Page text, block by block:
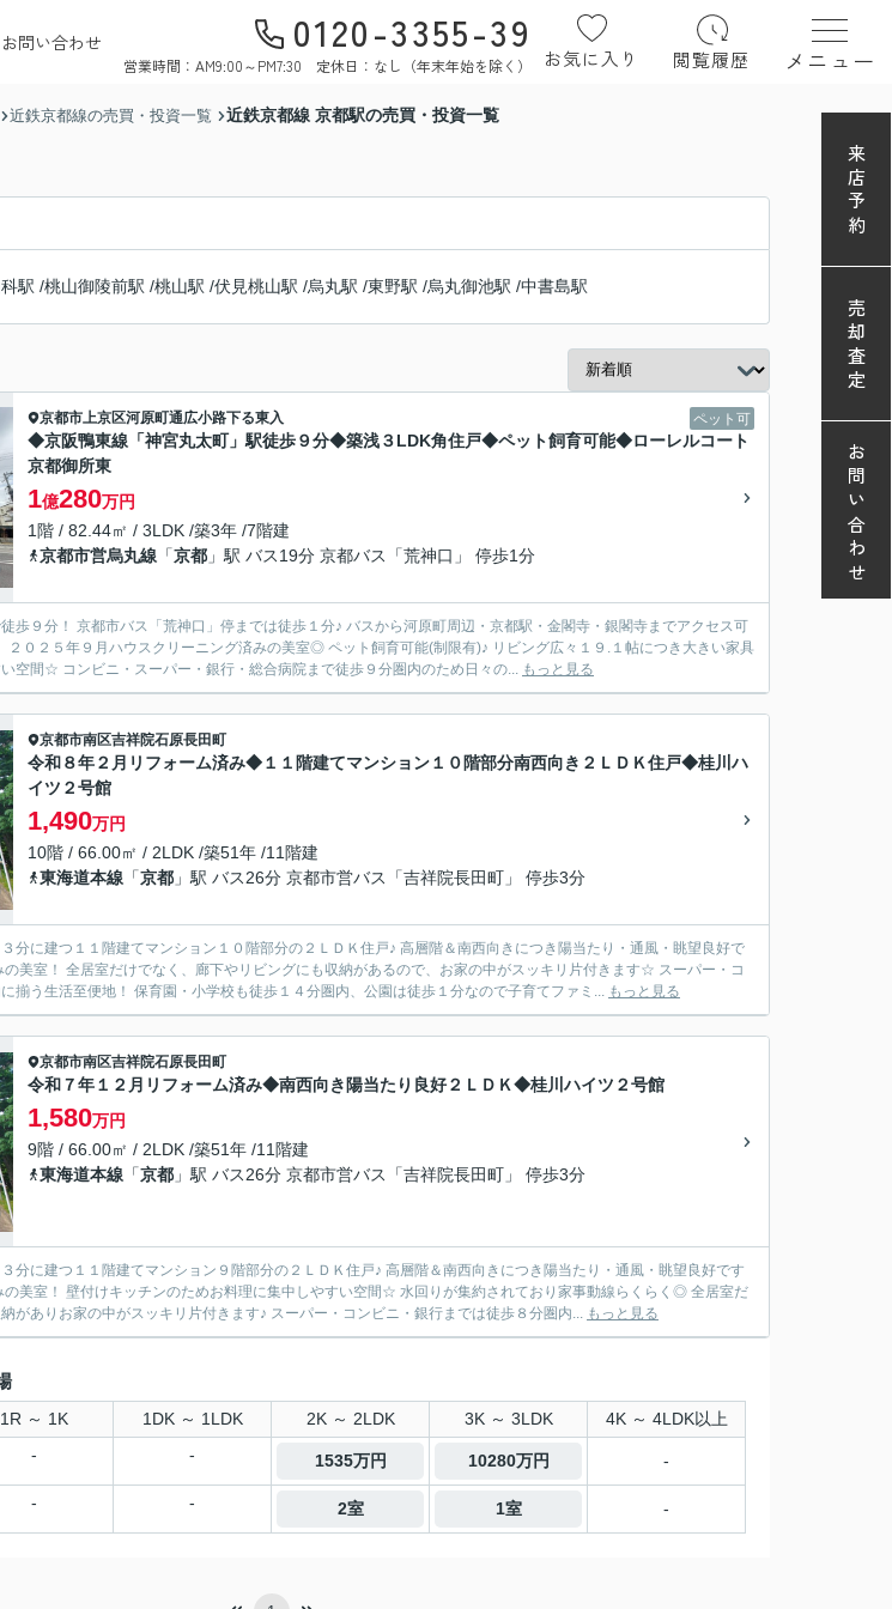
お問い合わせ 0120-3355-39
営業時間：AM9:00～PM7:30 定休日：なし（年末年始を除く） お気に入り 閲覧履歴 メニュー
近鉄京都線の売買・投資一覧 近鉄京都線 京都駅の売買・投資一覧
駅 /桃山御陵前駅 /桃山駅 /伏見桃山駅 /烏丸駅 /東野駅 /烏丸御池駅 /中書島駅
ペット可
京都市上京区河原町通広小路下る東入
◆京阪鴨東線「神宮丸太町」駅徒歩９分◆築浅３LDK角住戸◆ペット飼育可能◆ローレルコート
京都御所東
1億280万円
1階 / 82.44㎡ / 3LDK /築3年 /7階建
京都市営烏丸線 「京都 」駅 バス19分 京都バス「荒神口」 停歩1分
歩９分！ 京都市バス「荒神口」停までは徒歩１分♪ バスから河原町周辺・京都駅・金閣寺・銀閣寺までアクセス可
０２５年９月ハウスクリーニング済みの美室◎ ペット飼育可能(制限有)♪ リビング広々１９.１帖につき大きい家具
空間☆ コンビニ・スーパー・銀行・総合病院まで徒歩９分圏内のため日々の... もっと見る
京都市南区吉祥院石原長田町
令和８年２月リフォーム済み◆１１階建てマンション１０階部分南西向き２ＬＤＫ住戸◆桂川ハ
イツ２号館
1,490万円
10階 / 66.00㎡ / 2LDK /築51年 /11階建
東海道本線 「京都 」駅 バス26分 京都市営バス「吉祥院長田町」 停歩3分
分に建つ１１階建てマンション１０階部分の２ＬＤＫ住戸♪ 高層階＆南西向きにつき陽当たり・通風・眺望良好で
美室！ 全居室だけでなく、廊下やリビングにも収納があるので、お家の中がスッキリ片付きます☆ スーパー・コ
揃う生活至便地！ 保育園・小学校も徒歩１４分圏内、公園は徒歩１分なので子育てファミ... もっと見る
京都市南区吉祥院石原長田町
令和７年１２月リフォーム済み◆南西向き陽当たり良好２ＬＤＫ◆桂川ハイツ２号館
1,580万円
9階 / 66.00㎡ / 2LDK /築51年 /11階建
東海道本線 「京都 」駅 バス26分 京都市営バス「吉祥院長田町」 停歩3分
分に建つ１１階建てマンション９階部分の２ＬＤＫ住戸♪ 高層階＆南西向きにつき陽当たり・通風・眺望良好です
美室！ 壁付けキッチンのためお料理に集中しやすい空間☆ 水回りが集約されており家事動線らくらく◎ 全居室だ
がありお家の中がスッキリ片付きます♪ スーパー・コンビニ・銀行までは徒歩８分圏内... もっと見る
1R ～ 1K 1DK ～ 1LDK 2K ～ 2LDK 3K ～ 3LDK 4K ～ 4LDK以上
- - 1535万円 10280万円 -
- - 2室 1室 -
来店予約
売却査定
お問い合わせ